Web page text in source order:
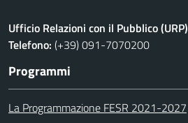
Ufficio Relazioni con il Pubblico (URP)
Telefono: (+39) 091-7070200
Programmi
La Programmazione FESR 2021-2027